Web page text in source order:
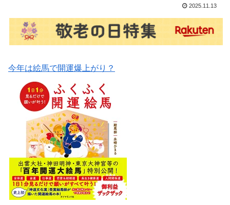
2025.11.13
今年は絵馬で開運爆上がり？